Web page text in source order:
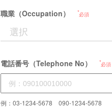
職業（Occupation） 必須
電話番号（Telephone No） 必須
例：03-1234-5678 090-1234-5678